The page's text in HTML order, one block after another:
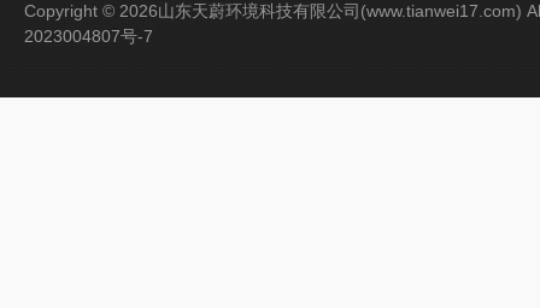
Copyright © 2026山东天蔚环境科技有限公司(www.tianwei17.com)
2023004807号-7